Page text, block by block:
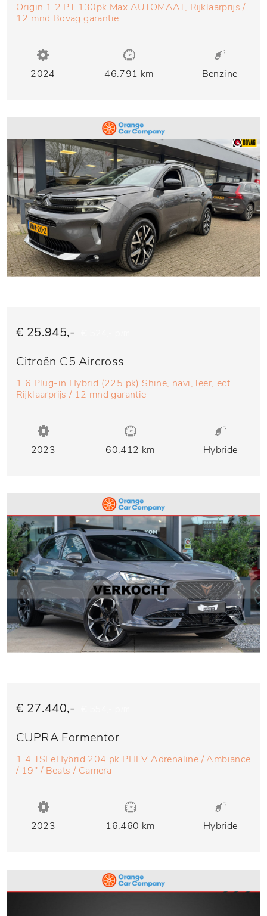
Origin 1.2 PT 130pk Max AUTOMAAT, Rijklaarprijs /
12 mnd Bovag garantie
2024 46.791 km Benzine
€ 25.945,-
Citroën C5 Aircross
1.6 Plug-in Hybrid (225 pk) Shine, navi, leer, ect.
Rijklaarprijs / 12 mnd garantie
2023 60.412 km Hybride
€ 27.440,-
CUPRA Formentor
1.4 TSI eHybrid 204 pk PHEV Adrenaline / Ambiance
/ 19'' / Beats / Camera
2023 16.460 km Hybride